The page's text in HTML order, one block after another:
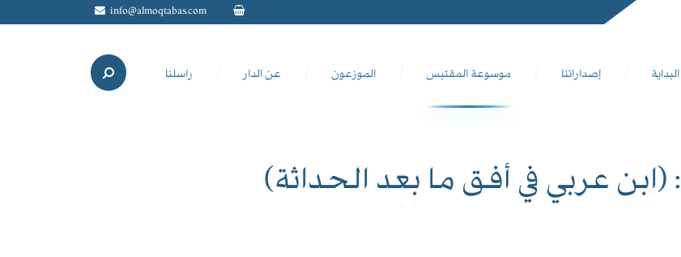
info@almoqtabas.com
البداية إصداراتنا موسوعة المقتبس الموزعون عن الدار راسلنا
: (ابن عربي في أفق ما بعد الحداثة)